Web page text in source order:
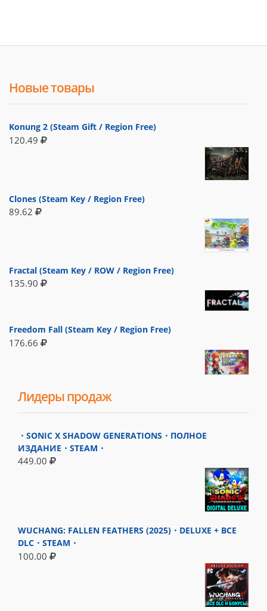
Новые товары
Konung 2 (Steam Gift / Region Free)
120.49
Clones (Steam Key / Region Free)
89.62
Fractal (Steam Key / ROW / Region Free)
135.90
Freedom Fall (Steam Key / Region Free)
176.66
Лидеры продаж
・SONIC X SHADOW GENERATIONS・ПОЛНОЕ
ИЗДАНИЕ・STEAM・
449.00
WUCHANG: FALLEN FEATHERS (2025)・DELUXE + ВСЕ
DLC・STEAM・
100.00